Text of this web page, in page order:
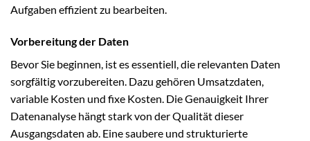
Aufgaben effizient zu bearbeiten.
Vorbereitung der Daten
Bevor Sie beginnen, ist es essentiell, die relevanten Daten
sorgfältig vorzubereiten. Dazu gehören Umsatzdaten,
variable Kosten und fixe Kosten. Die Genauigkeit Ihrer
Datenanalyse hängt stark von der Qualität dieser
Ausgangsdaten ab. Eine saubere und strukturierte